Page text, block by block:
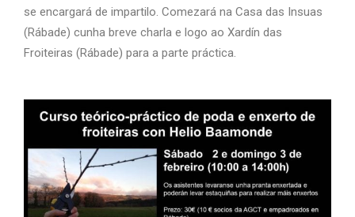
se encargará de impartilo. Comezará na Casa das Insuas
(Rábade) cunha breve charla e logo ao Xardín das
Froiteiras (Rábade) para a parte práctica.